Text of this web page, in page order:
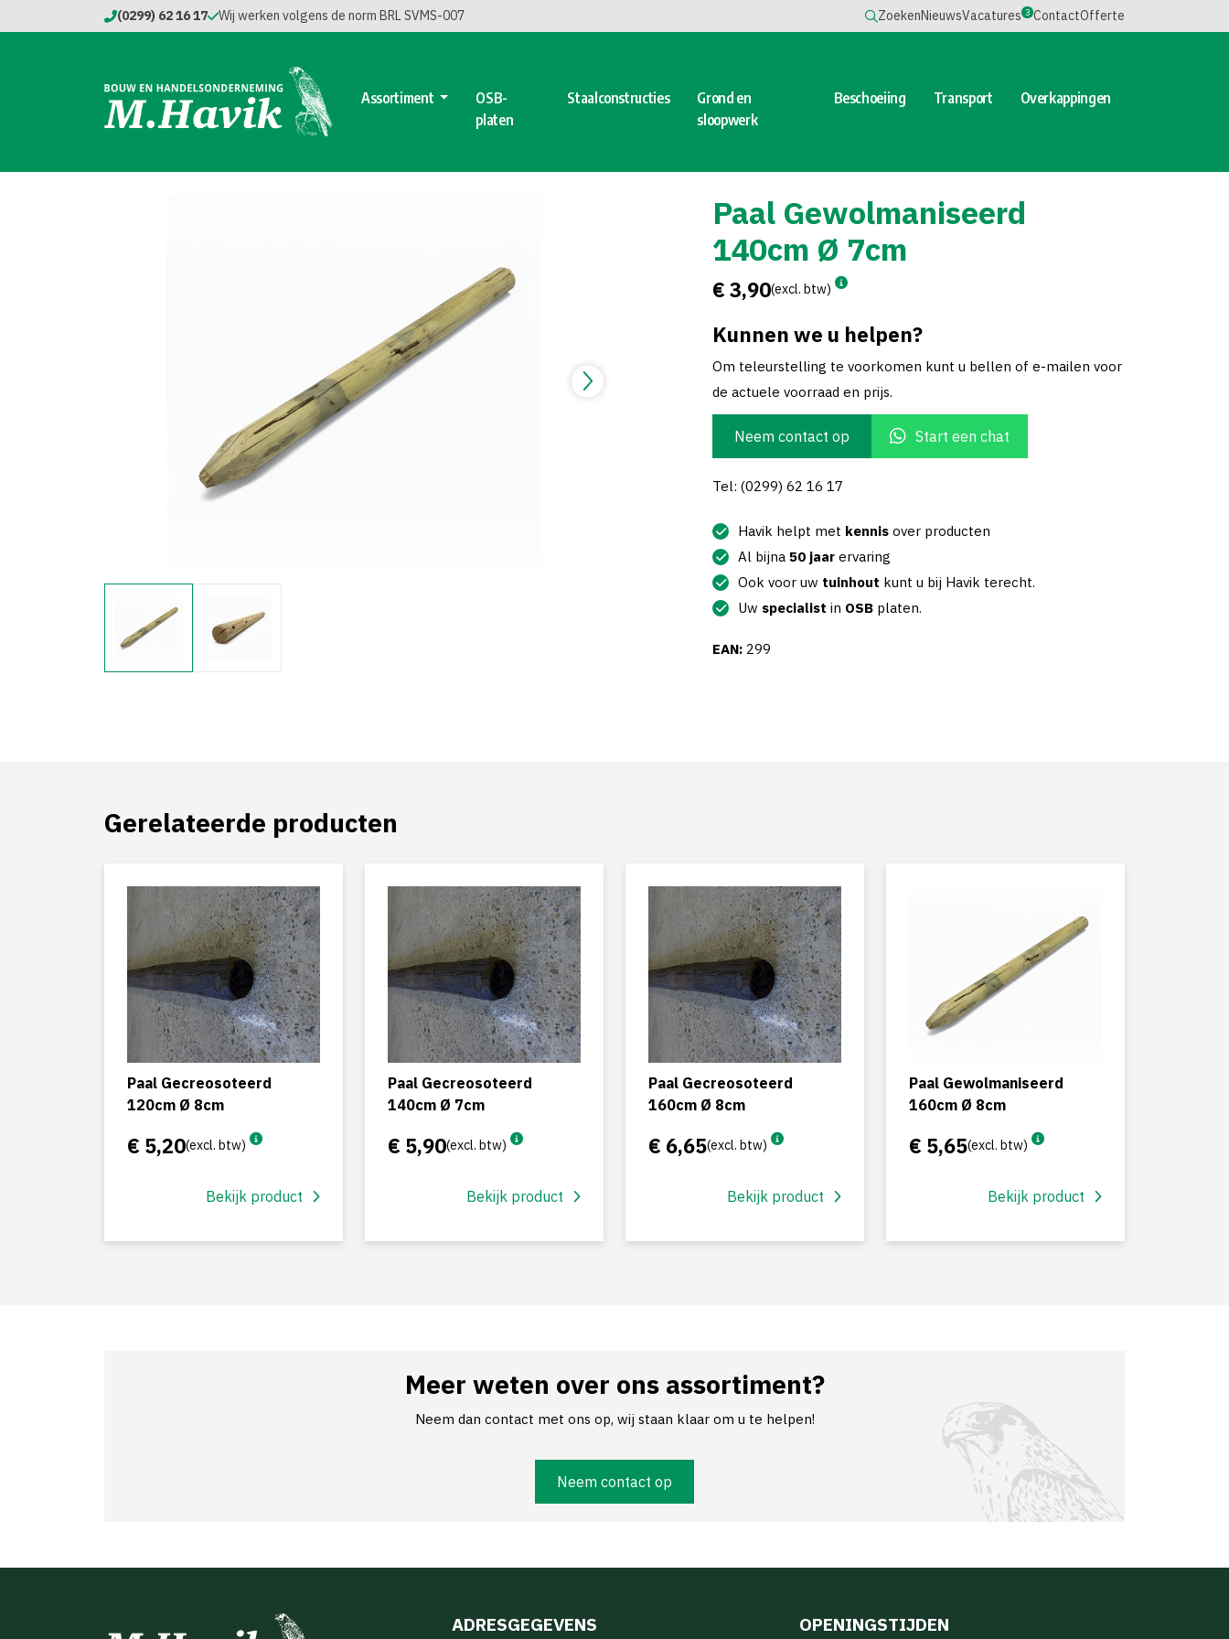
(0299) 62 16 17 Wij werken volgens de norm BRL SVMS-007 ZoekenNieuwsVacatures 3 ContactOfferte
Assortiment
OSB-
platen
Staalconstructies
Grond en
sloopwerk
Beschoeiing Transport Overkappingen
Paal Gewolmaniseerd
140cm Ø 7cm
€ 3,90(excl. btw)
Kunnen we u helpen?
Om teleurstelling te voorkomen kunt u bellen of e-mailen voor
de actuele voorraad en prijs.
Neem contact op Start een chat
Tel: (0299) 62 16 17
Havik helpt met kennis over producten
Al bijna 50 jaar ervaring
Ook voor uw tuinhout kunt u bij Havik terecht.
Uw specialist in OSB platen.
EAN: 299
Gerelateerde producten
Paal Gecreosoteerd
120cm Ø 8cm
€ 5,20(excl. btw)
Bekijk product
Paal Gecreosoteerd
140cm Ø 7cm
€ 5,90(excl. btw)
Bekijk product
Paal Gecreosoteerd
160cm Ø 8cm
€ 6,65(excl. btw)
Bekijk product
Paal Gewolmaniseerd
160cm Ø 8cm
€ 5,65(excl. btw)
Bekijk product
Meer weten over ons assortiment?
Neem dan contact met ons op, wij staan klaar om u te helpen!
Neem contact op
ADRESGEGEVENS OPENINGSTIJDEN